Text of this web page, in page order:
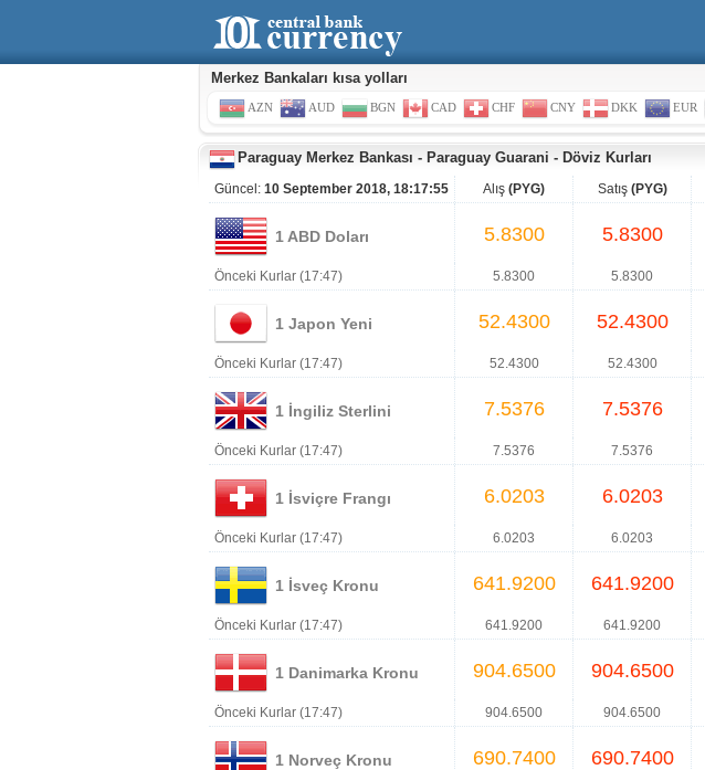
Merkez Bankaları kısa yolları
AZN AUD BGN CAD CHF CNY DKK EUR
Paraguay Merkez Bankası - Paraguay Guarani - Döviz Kurları
Güncel: 10 September 2018, 18:17:55 Alış (PYG) Satış (PYG)
1 ABD Doları 5.8300 5.8300
Önceki Kurlar (17:47) 5.8300 5.8300
1 Japon Yeni 52.4300 52.4300
Önceki Kurlar (17:47) 52.4300 52.4300
1 İngiliz Sterlini 7.5376 7.5376
Önceki Kurlar (17:47) 7.5376 7.5376
1 İsviçre Frangı 6.0203 6.0203
Önceki Kurlar (17:47) 6.0203 6.0203
1 İsveç Kronu 641.9200 641.9200
Önceki Kurlar (17:47) 641.9200 641.9200
1 Danimarka Kronu 904.6500 904.6500
Önceki Kurlar (17:47) 904.6500 904.6500
1 Norveç Kronu 690.7400 690.7400